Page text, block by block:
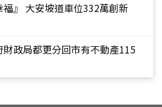
』 大安坡道車位332萬創新
政局都更分回市有不動產115